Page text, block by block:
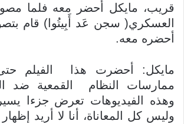
قريب، مايكل أحضر معه فلما
العسكري( سجن عَد أَبِيتُوا) قام
أحضره معه.
مايكل: أحضرت هذا الفيلم
ممارسات النظام القمعية ضد
وهذه الفيديوهات تعرض جزءا
وليس كل المعاناة، أنا لا أريد